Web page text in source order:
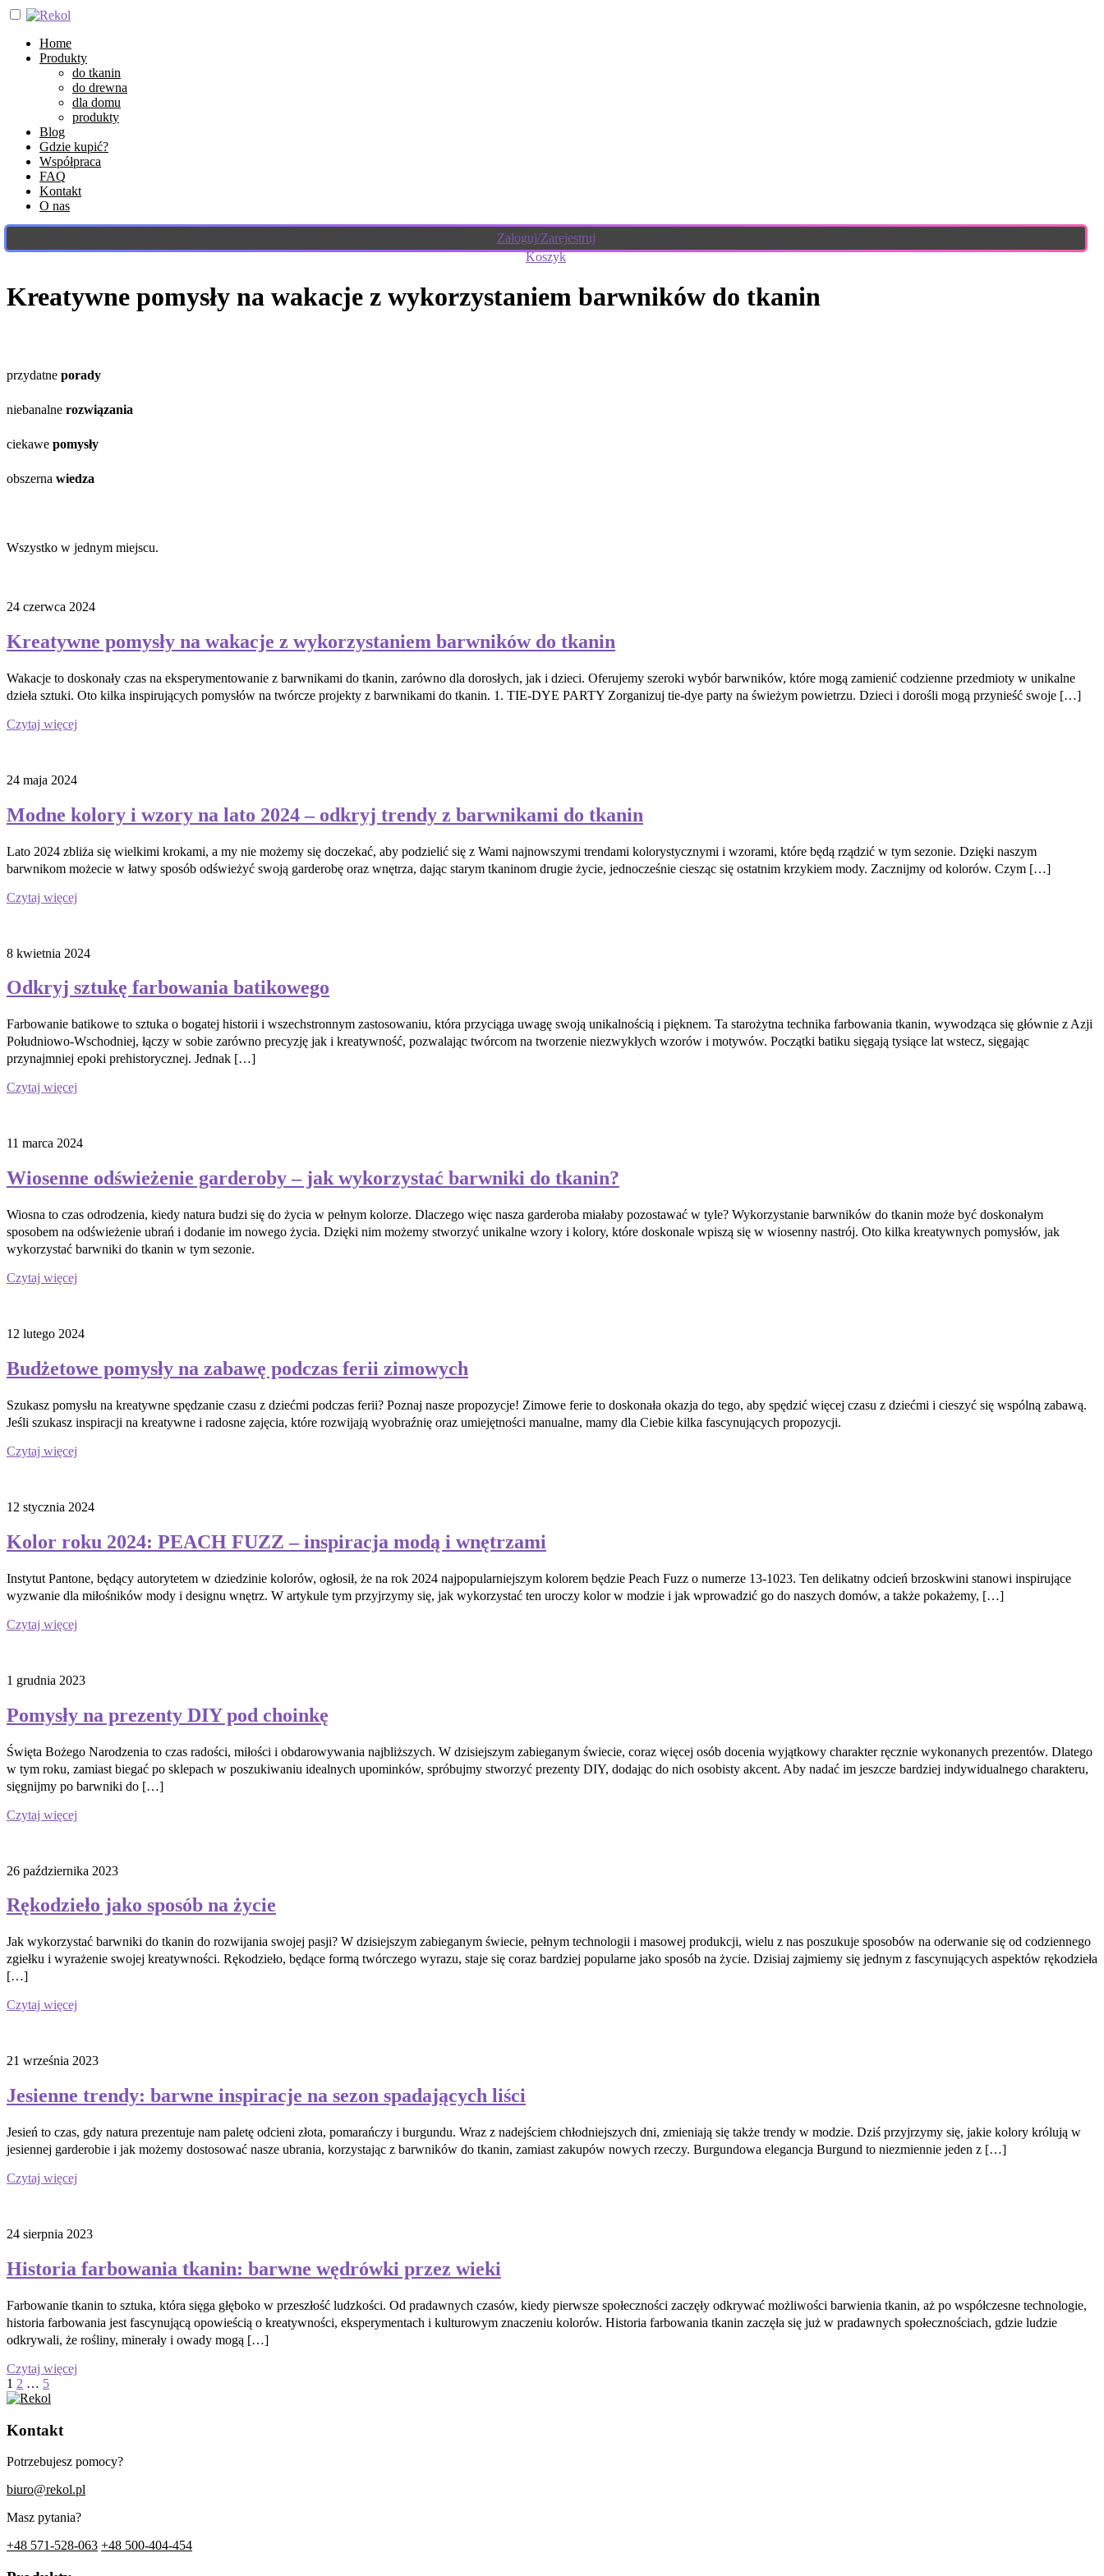
Home
Produkty
do tkanin
do drewna
dla domu
produkty
Blog
Gdzie kupić?
Współpraca
FAQ
Kontakt
O nas
Zaloguj/Zarejestruj
Koszyk
Kreatywne pomysły na wakacje z wykorzystaniem barwników do tkanin
przydatne porady
niebanalne rozwiązania
ciekawe pomysły
obszerna wiedza
Wszystko w jednym miejscu.
24 czerwca 2024
Kreatywne pomysły na wakacje z wykorzystaniem barwników do tkanin
Wakacje to doskonały czas na eksperymentowanie z barwnikami do tkanin, zarówno dla dorosłych, jak i dzieci. Oferujemy szeroki wybór barwników, które mogą zamienić codzienne przedmioty w unikalne
dzieła sztuki. Oto kilka inspirujących pomysłów na twórcze projekty z barwnikami do tkanin. 1. TIE-DYE PARTY Zorganizuj tie-dye party na świeżym powietrzu. Dzieci i dorośli mogą przynieść swoje […]
Czytaj więcej
24 maja 2024
Modne kolory i wzory na lato 2024 – odkryj trendy z barwnikami do tkanin
Lato 2024 zbliża się wielkimi krokami, a my nie możemy się doczekać, aby podzielić się z Wami najnowszymi trendami kolorystycznymi i wzorami, które będą rządzić w tym sezonie. Dzięki naszym
barwnikom możecie w łatwy sposób odświeżyć swoją garderobę oraz wnętrza, dając starym tkaninom drugie życie, jednocześnie ciesząc się ostatnim krzykiem mody. Zacznijmy od kolorów. Czym […]
Czytaj więcej
8 kwietnia 2024
Odkryj sztukę farbowania batikowego
Farbowanie batikowe to sztuka o bogatej historii i wszechstronnym zastosowaniu, która przyciąga uwagę swoją unikalnością i pięknem. Ta starożytna technika farbowania tkanin, wywodząca się głównie z Azji
Południowo-Wschodniej, łączy w sobie zarówno precyzję jak i kreatywność, pozwalając twórcom na tworzenie niezwykłych wzorów i motywów. Początki batiku sięgają tysiące lat wstecz, sięgając
przynajmniej epoki prehistorycznej. Jednak […]
Czytaj więcej
11 marca 2024
Wiosenne odświeżenie garderoby – jak wykorzystać barwniki do tkanin?
Wiosna to czas odrodzenia, kiedy natura budzi się do życia w pełnym kolorze. Dlaczego więc nasza garderoba miałaby pozostawać w tyle? Wykorzystanie barwników do tkanin może być doskonałym
sposobem na odświeżenie ubrań i dodanie im nowego życia. Dzięki nim możemy stworzyć unikalne wzory i kolory, które doskonale wpiszą się w wiosenny nastrój. Oto kilka kreatywnych pomysłów, jak
wykorzystać barwniki do tkanin w tym sezonie.
Czytaj więcej
12 lutego 2024
Budżetowe pomysły na zabawę podczas ferii zimowych
Szukasz pomysłu na kreatywne spędzanie czasu z dziećmi podczas ferii? Poznaj nasze propozycje! Zimowe ferie to doskonała okazja do tego, aby spędzić więcej czasu z dziećmi i cieszyć się wspólną zabawą.
Jeśli szukasz inspiracji na kreatywne i radosne zajęcia, które rozwijają wyobraźnię oraz umiejętności manualne, mamy dla Ciebie kilka fascynujących propozycji.
Czytaj więcej
12 stycznia 2024
Kolor roku 2024: PEACH FUZZ – inspiracja modą i wnętrzami
Instytut Pantone, będący autorytetem w dziedzinie kolorów, ogłosił, że na rok 2024 najpopularniejszym kolorem będzie Peach Fuzz o numerze 13-1023. Ten delikatny odcień brzoskwini stanowi inspirujące
wyzwanie dla miłośników mody i designu wnętrz. W artykule tym przyjrzymy się, jak wykorzystać ten uroczy kolor w modzie i jak wprowadzić go do naszych domów, a także pokażemy, […]
Czytaj więcej
1 grudnia 2023
Pomysły na prezenty DIY pod choinkę
Święta Bożego Narodzenia to czas radości, miłości i obdarowywania najbliższych. W dzisiejszym zabieganym świecie, coraz więcej osób docenia wyjątkowy charakter ręcznie wykonanych prezentów. Dlatego
w tym roku, zamiast biegać po sklepach w poszukiwaniu idealnych upominków, spróbujmy stworzyć prezenty DIY, dodając do nich osobisty akcent. Aby nadać im jeszcze bardziej indywidualnego charakteru,
sięgnijmy po barwniki do […]
Czytaj więcej
26 października 2023
Rękodzieło jako sposób na życie
Jak wykorzystać barwniki do tkanin do rozwijania swojej pasji? W dzisiejszym zabieganym świecie, pełnym technologii i masowej produkcji, wielu z nas poszukuje sposobów na oderwanie się od codziennego
zgiełku i wyrażenie swojej kreatywności. Rękodzieło, będące formą twórczego wyrazu, staje się coraz bardziej popularne jako sposób na życie. Dzisiaj zajmiemy się jednym z fascynujących aspektów rękodzieła
[…]
Czytaj więcej
21 września 2023
Jesienne trendy: barwne inspiracje na sezon spadających liści
Jesień to czas, gdy natura prezentuje nam paletę odcieni złota, pomarańczy i burgundu. Wraz z nadejściem chłodniejszych dni, zmieniają się także trendy w modzie. Dziś przyjrzymy się, jakie kolory królują w
jesiennej garderobie i jak możemy dostosować nasze ubrania, korzystając z barwników do tkanin, zamiast zakupów nowych rzeczy. Burgundowa elegancja Burgund to niezmiennie jeden z […]
Czytaj więcej
24 sierpnia 2023
Historia farbowania tkanin: barwne wędrówki przez wieki
Farbowanie tkanin to sztuka, która sięga głęboko w przeszłość ludzkości. Od pradawnych czasów, kiedy pierwsze społeczności zaczęły odkrywać możliwości barwienia tkanin, aż po współczesne technologie,
historia farbowania jest fascynującą opowieścią o kreatywności, eksperymentach i kulturowym znaczeniu kolorów. Historia farbowania tkanin zaczęła się już w pradawnych społecznościach, gdzie ludzie
odkrywali, że rośliny, minerały i owady mogą […]
Czytaj więcej
Stronicowanie
wpisów
1 2 … 5
Kontakt
Potrzebujesz pomocy?
biuro@rekol.pl
Masz pytania?
+48 571-528-063 +48 500-404-454